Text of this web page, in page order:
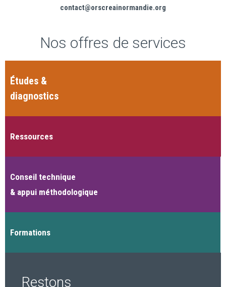
contact@orscreainormandie.org
Nos offres de services
Études &
diagnostics
Ressources
Conseil technique
& appui méthodologique
Formations
Restons